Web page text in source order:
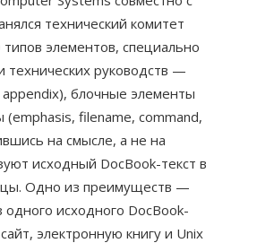
технический комитет
элементов, специально
технических руководств —
блочные элементы
filename, command,
на смысле, а не на
исходный DocBook-текст в
Одно из преимуществ —
исходного DocBook-
электронную книгу и Unix